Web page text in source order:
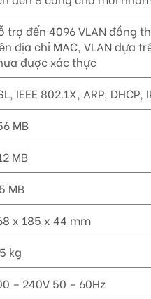
trợ đến 4096 VLAN đồng
địa chỉ MAC, VLAN dựa
được xác thực
IEEE 802.1X, ARP, DHCP,
MB
MB
MB
x 185 x 44 mm
kg
– 240V 50 – 60Hz